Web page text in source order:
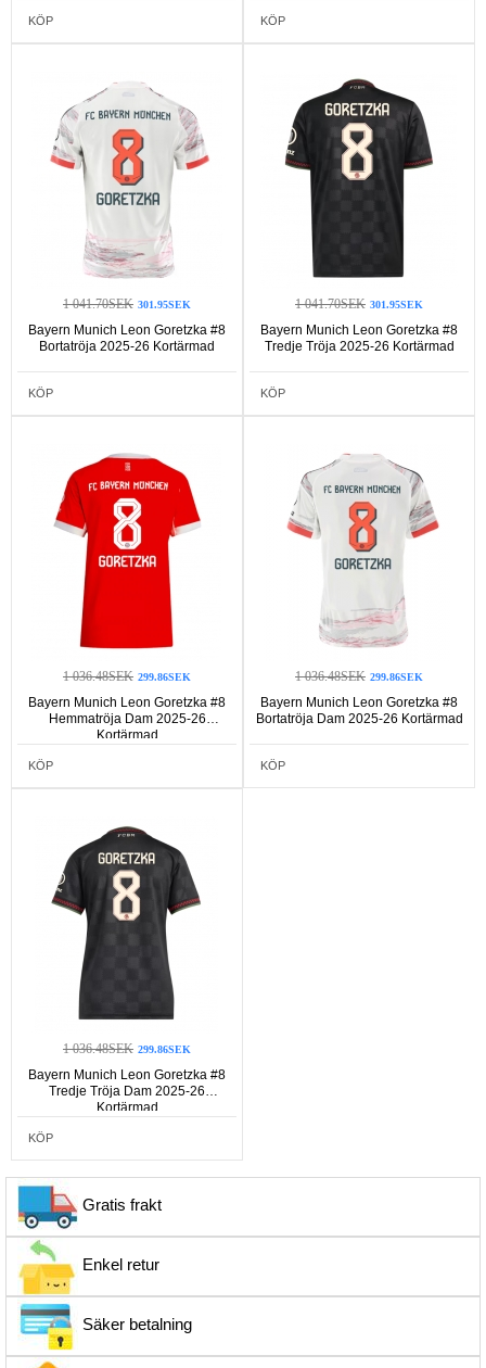
KÖP KÖP
1 041.70SEK 301.95SEK
Bayern Munich Leon Goretzka #8
Bortatröja 2025-26 Kortärmad
KÖP
1 041.70SEK 301.95SEK
Bayern Munich Leon Goretzka #8
Tredje Tröja 2025-26 Kortärmad
KÖP
1 036.48SEK 299.86SEK
Bayern Munich Leon Goretzka #8
Hemmatröja Dam 2025-26
Kortärmad
KÖP
1 036.48SEK 299.86SEK
Bayern Munich Leon Goretzka #8
Bortatröja Dam 2025-26 Kortärmad
KÖP
1 036.48SEK 299.86SEK
Bayern Munich Leon Goretzka #8
Tredje Tröja Dam 2025-26
Kortärmad
KÖP
Gratis frakt
Enkel retur
Säker betalning